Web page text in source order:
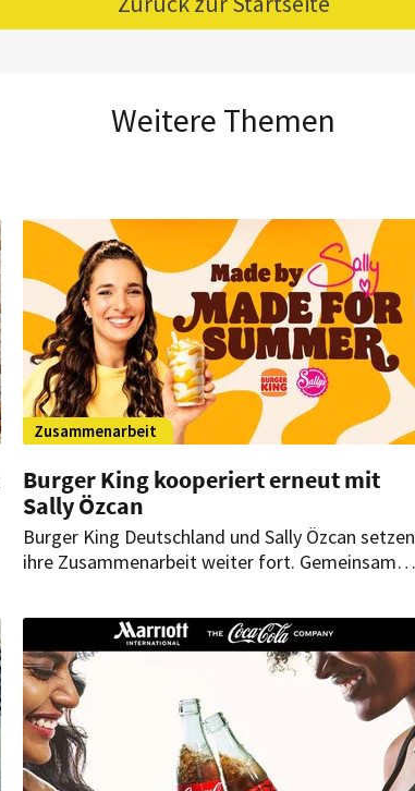
Weitere Themen
Zusammenarbeit
Burger King kooperiert erneut mit
Sally Özcan
Burger King Deutschland und Sally Özcan setzen
ihre Zusammenarbeit weiter fort. Gemeinsam
Restaurants des Systemgastronomen.